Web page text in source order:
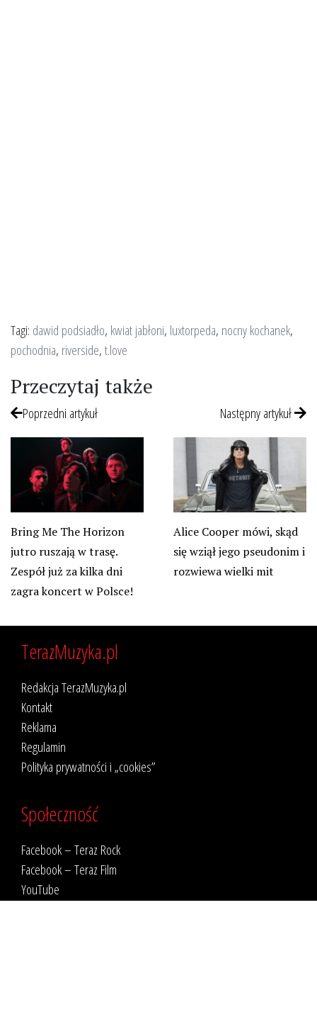
Tagi: dawid podsiadło, kwiat jabłoni, luxtorpeda, nocny kochanek,
pochodnia, riverside,t.love
Przeczytaj także
Poprzedni artykuł
Bring Me The Horizon
jutro ruszają w trasę.
Zespół już za kilka dni
zagra koncert w Polsce!
Następny artykuł
Alice Cooper mówi, skąd
się wziął jego pseudonim i
rozwiewa wielki mit
TerazMuzyka.pl
Redakcja TerazMuzyka.pl
Kontakt
Reklama
Regulamin
Polityka prywatności i „cookies”
Społeczność
Facebook – Teraz Rock
Facebook – Teraz Film
YouTube